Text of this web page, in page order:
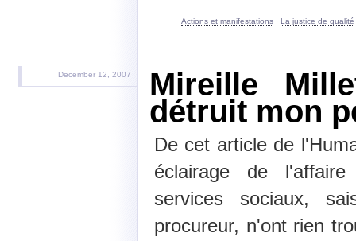
Actions et manifestations · La justice de qualité
December 12, 2007 Mireille
détruit mon
De cet article de
éclairage de
services sociaux,
procureur, n'ont rien